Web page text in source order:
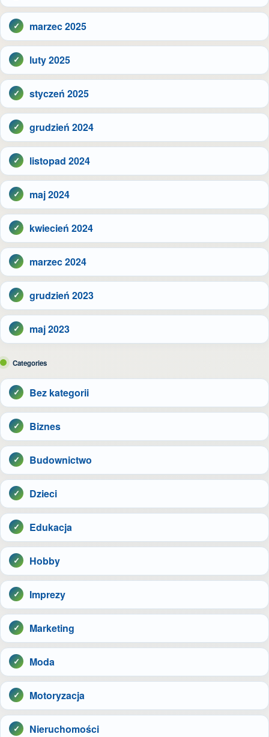
marzec 2025
luty 2025
styczeń 2025
grudzień 2024
listopad 2024
maj 2024
kwiecień 2024
marzec 2024
grudzień 2023
maj 2023
Categories
Bez kategorii
Biznes
Budownictwo
Dzieci
Edukacja
Hobby
Imprezy
Marketing
Moda
Motoryzacja
Nieruchomości